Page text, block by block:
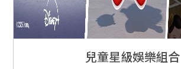
兒童星級娛樂組合